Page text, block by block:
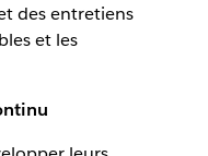
des entretiens
et les